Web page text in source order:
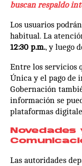
buscan respaldo
Los usuarios
habitual. La
12:30 p.m., y luego
Entre los servicios
Única y el pago de
Gobernación
información se
plataformas
Novedades
Las autoridades